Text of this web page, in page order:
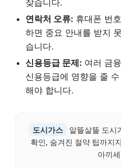
잦습니다.
연락처 오류: 휴대폰 번
하면 중요 안내를 받지
습니다.
신용등급 문제: 여러 금
신용등급에 영향을 줄
해야 합니다.
도시가스
알뜰살뜰 도시
확인, 숨겨진 절약 팁까지
아끼